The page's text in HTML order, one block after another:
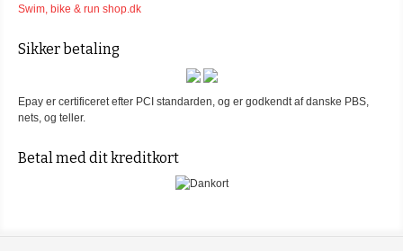
Swim, bike & run shop.dk
Sikker betaling
Epay er certificeret efter PCI standarden, og er godkendt af danske PBS,
nets, og teller.
Betal med dit kreditkort